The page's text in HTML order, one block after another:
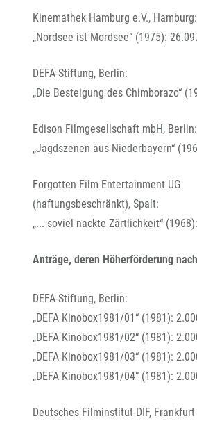
Kinemathek Hamburg e.V., Hamburg:
„Nordsee ist Mordsee“ (1975):
DEFA-Stiftung, Berlin:
„Die Besteigung des Chimborazo“
Edison Filmgesellschaft mbH, Berlin:
„Jagdszenen aus Niederbayern“
Forgotten Film Entertainment UG
(haftungsbeschränkt), Spalt:
„... soviel nackte Zärtlichkeit“
Anträge, deren Höherförderung
DEFA-Stiftung, Berlin:
„DEFA Kinobox1981/01“ (1981):
„DEFA Kinobox1981/02“ (1981):
„DEFA Kinobox1981/03“ (1981):
„DEFA Kinobox1981/04“ (1981):
Deutsches Filminstitut-DIF,